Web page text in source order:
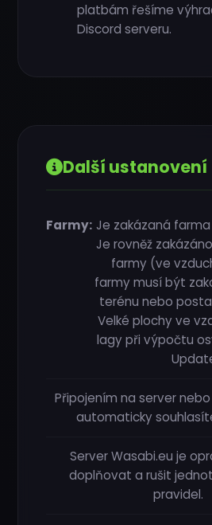
platbám řešíme
Discord serveru.
Další ustanovení
Farmy: Je zakázaná
Je rovněž
farmy (ve
farmy musí být
terénu nebo
Velké plochy ve
lagy při výpočtu
Připojením na server
automaticky
Server Wasabi.eu je
doplňovat a rušit
pravidel.